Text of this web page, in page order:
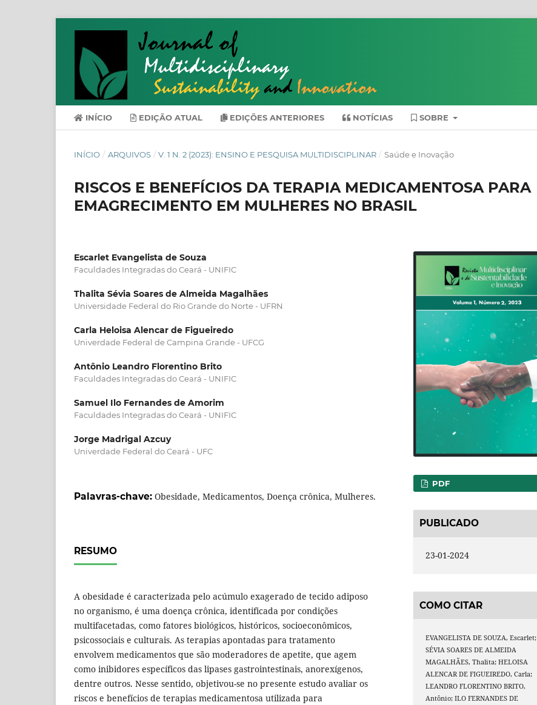
INÍCIO EDIÇÃO ATUAL EDIÇÕES ANTERIORES NOTÍCIAS SOBRE
INÍCIO / ARQUIVOS / V. 1 N. 2 (2023): ENSINO E PESQUISA MULTIDISCIPLINAR / Saúde e Inovação
RISCOS E BENEFÍCIOS DA TERAPIA MEDICAMENTOSA PARA
EMAGRECIMENTO EM MULHERES NO BRASIL
Escarlet Evangelista de Souza
Faculdades Integradas do Ceará - UNIFIC
Thalita Sévia Soares de Almeida Magalhães
Universidade Federal do Rio Grande do Norte - UFRN
Carla Heloisa Alencar de Figueiredo
Univerdade Federal de Campina Grande - UFCG
Antônio Leandro Florentino Brito
Faculdades Integradas do Ceará - UNIFIC
Samuel Ilo Fernandes de Amorim
Faculdades Integradas do Ceará - UNIFIC
Jorge Madrigal Azcuy
Univerdade Federal do Ceará - UFC
Palavras-chave: Obesidade, Medicamentos, Doença crônica, Mulheres.
RESUMO
A obesidade é caracterizada pelo acúmulo exagerado de tecido adiposo
no organismo, é uma doença crônica, identificada por condições
multifacetadas, como fatores biológicos, históricos, socioeconômicos,
psicossociais e culturais. As terapias apontadas para tratamento
envolvem medicamentos que são moderadores de apetite, que agem
como inibidores específicos das lipases gastrointestinais, anorexígenos,
dentre outros. Nesse sentido, objetivou-se no presente estudo avaliar os
riscos e benefícios de terapias medicamentosa utilizada para
PDF
PUBLICADO
23-01-2024
COMO CITAR
EVANGELISTA DE SOUZA, Escarlet;
SÉVIA SOARES DE ALMEIDA
MAGALHÃES, Thalita; HELOISA
ALENCAR DE FIGUEIREDO, Carla;
LEANDRO FLORENTINO BRITO,
Antônio; ILO FERNANDES DE